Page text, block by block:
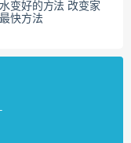
变好的方法 改变家
快方法